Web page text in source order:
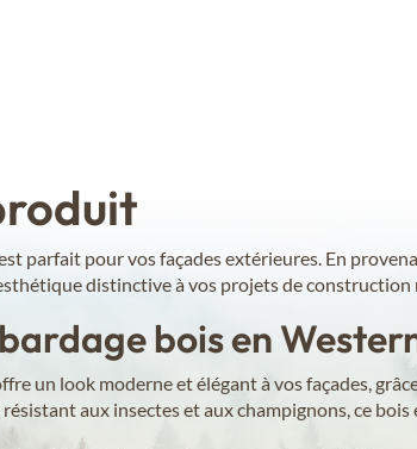
parfait pour vos façades extérieures. En
distinctive à vos projets de construction
bois en
un look moderne et élégant à vos façades,
aux insectes et aux champignons, ce